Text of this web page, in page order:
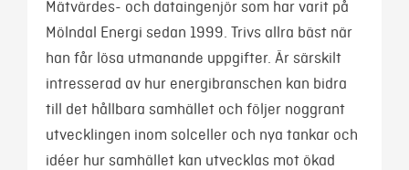
Mätvärdes- och dataingenjör som har varit på
Mölndal Energi sedan 1999. Trivs allra bäst när
han får lösa utmanande uppgifter. Är särskilt
intresserad av hur energibranschen kan bidra
till det hållbara samhället och följer noggrant
utvecklingen inom solceller och nya tankar och
idéer hur samhället kan utvecklas mot ökad